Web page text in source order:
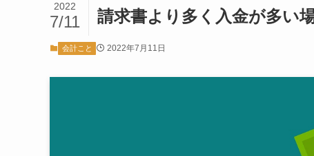
請求書より多く入金が多い
2022
7/11
会計こと 2022年7月11日